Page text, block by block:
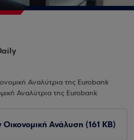
Αναλύτρια της Eurobank
Αναλύτρια της Eurobank
Ανάλυση (161 KB)